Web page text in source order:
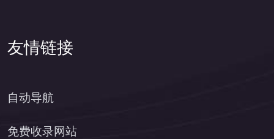
友情链接
自动导航
免费收录网站